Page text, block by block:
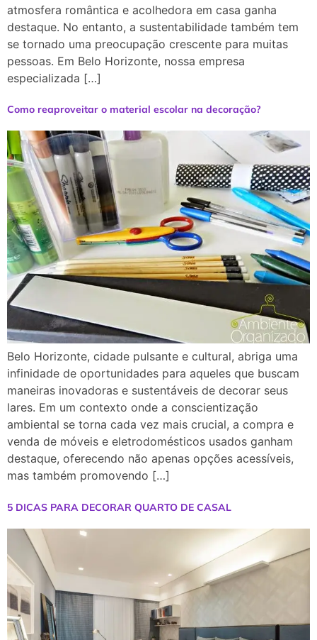
atmosfera romântica e acolhedora em casa ganha
destaque. No entanto, a sustentabilidade também tem
se tornado uma preocupação crescente para muitas
pessoas. Em Belo Horizonte, nossa empresa
especializada […]
Como reaproveitar o material escolar na decoração?
Belo Horizonte, cidade pulsante e cultural, abriga uma
infinidade de oportunidades para aqueles que buscam
maneiras inovadoras e sustentáveis de decorar seus
lares. Em um contexto onde a conscientização
ambiental se torna cada vez mais crucial, a compra e
venda de móveis e eletrodomésticos usados ganham
destaque, oferecendo não apenas opções acessíveis,
mas também promovendo […]
5 DICAS PARA DECORAR QUARTO DE CASAL